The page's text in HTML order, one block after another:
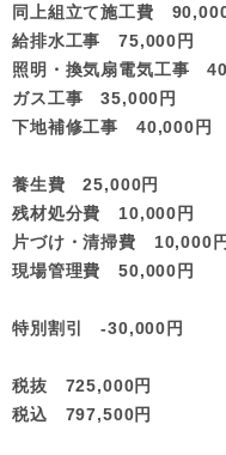
同上組立て施工費
給排水工事 75,000円
照明・換気扇電気工事
ガス工事 35,000円
下地補修工事 40,000円
養生費 25,000円
残材処分費 10,000円
片づけ・清掃費 10,000円
現場管理費 50,000円
特別割引 -30,000円
税抜 725,000円
税込 797,500円